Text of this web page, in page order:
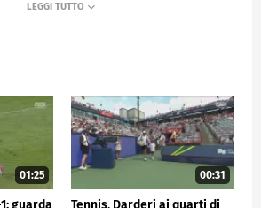
01:25
guarda
00:31
Tennis, Darderi ai quarti di